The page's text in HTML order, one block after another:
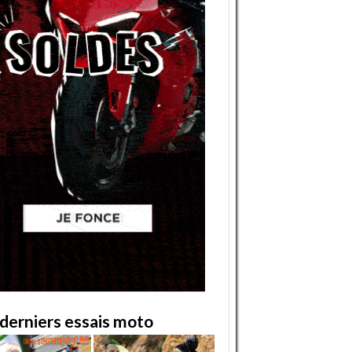
essais moto